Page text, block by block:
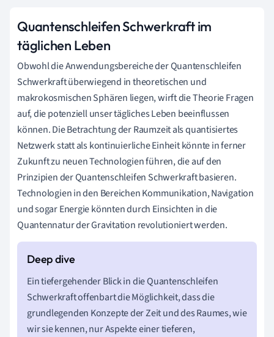
Quantenschleifen Schwerkraft im
täglichen Leben
Obwohl die Anwendungsbereiche der Quantenschleifen
Schwerkraft überwiegend in theoretischen und
makrokosmischen Sphären liegen, wirft die Theorie Fragen
auf, die potenziell unser tägliches Leben beeinflussen
können. Die Betrachtung der Raumzeit als quantisiertes
Netzwerk statt als kontinuierliche Einheit könnte in ferner
Zukunft zu neuen Technologien führen, die auf den
Prinzipien der Quantenschleifen Schwerkraft basieren.
Technologien in den Bereichen Kommunikation, Navigation
und sogar Energie könnten durch Einsichten in die
Quantennatur der Gravitation revolutioniert werden.
Ein tiefergehender Blick in die Quantenschleifen
Schwerkraft offenbart die Möglichkeit, dass die
grundlegenden Konzepte der Zeit und des Raumes, wie
wir sie kennen, nur Aspekte einer tieferen,